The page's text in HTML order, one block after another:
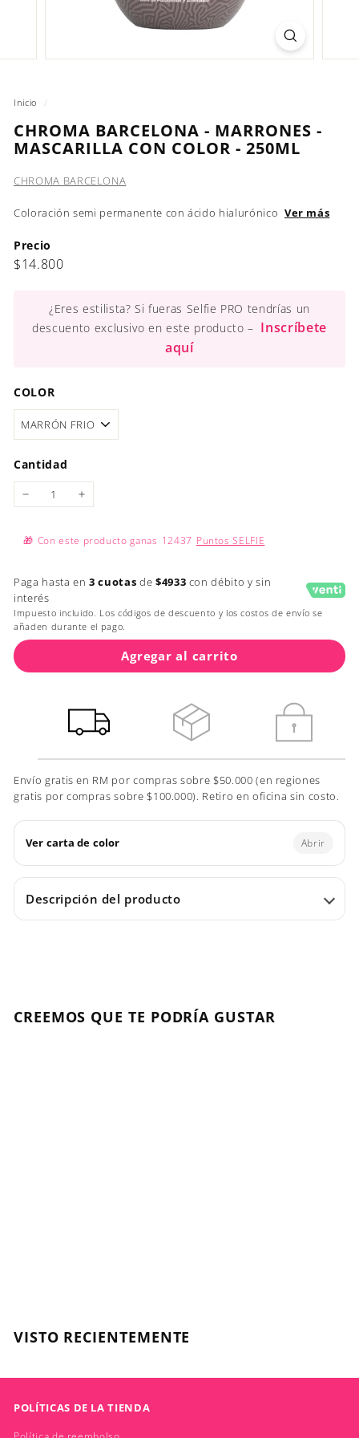
Inicio /
CHROMA BARCELONA - MARRONES -
MASCARILLA CON COLOR - 250ML
CHROMA BARCELONA
Coloración semi permanente con ácido hialurónico Ver más
Precio
Precio
$14.800$14.800
¿Eres estilista? Si fueras Selfie PRO tendrías un
descuento exclusivo en este producto – Inscríbete
aquí
COLOR
Cantidad
+
🎁 Con este producto ganas 12437 Puntos SELFIE
Paga hasta en3 cuotas de $4933 con débito y sin
interés
Impuesto incluido. Los códigos de descuento y los costos de envío se
añaden durante el pago.
Agregar al carrito
Envío gratis en RM por compras sobre $50.000 (en regiones
gratis por compras sobre $100.000). Retiro en oficina sin costo.
Ver carta de color Abrir
Descripción del producto
CREEMOS QUE TE PODRÍA GUSTAR
8
VISTO RECIENTEMENTE
POLÍTICAS DE LA TIENDA